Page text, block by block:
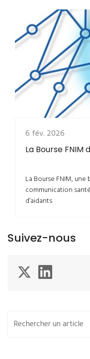
6 fév. 2026
La Bourse
La Bourse FNIM,
communication
d’aidants
Suivez-nous